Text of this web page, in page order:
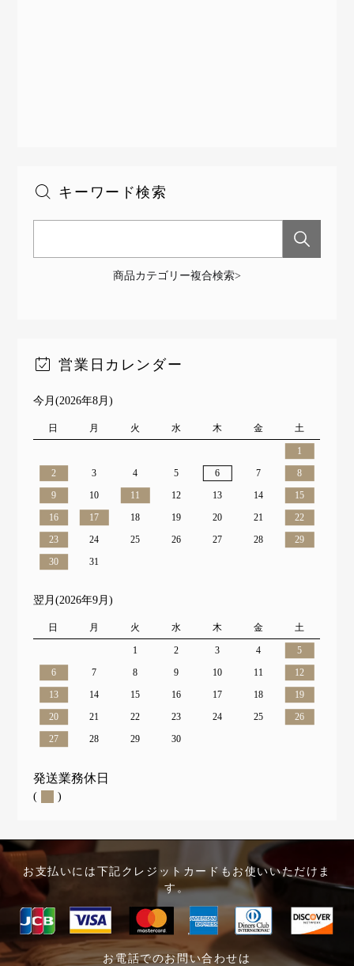
キーワード検索
商品カテゴリー複合検索>
営業日カレンダー
今月(2026年8月)
日 月 火 水 木 金 土
1
2
3 4 5 6 7
8
9
10 11 12 13 14
15
16
17 18 19 20 21
22
23
24 25 26 27 28
29
30
31
翌月(2026年9月)
日 月 火 水 木 金 土
1 2 3 4
5
6
7 8 9 10 11
12
13
14 15 16 17 18
19
20
21 22 23 24 25
26
27
28 29 30
発送業務休日
( )
お支払いには下記クレジットカードもお使いいただけま
す。
お電話でのお問い合わせは